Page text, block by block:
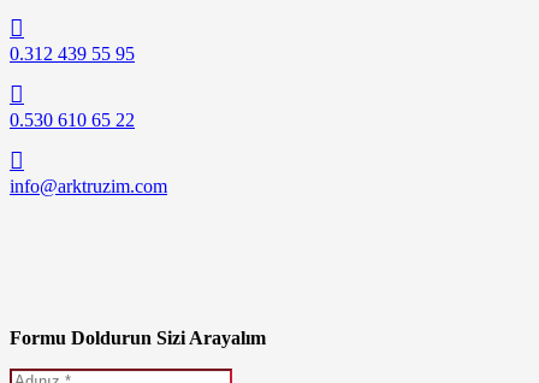
0.312 439 55 95
0.530 610 65 22
info@arktruzim.com
Formu Doldurun Sizi Arayalım